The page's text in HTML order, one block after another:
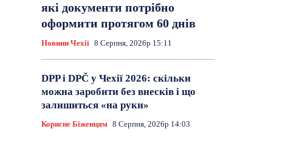
які документи потрібно
оформити протягом 60 днів
Новини Чехії 8 Серпня, 2026р 15:11
DPP і DPČ у Чехії 2026: скільки
можна заробити без внесків і що
залишиться «на руки»
Корисне Біженцям 8 Серпня, 2026р 14:03